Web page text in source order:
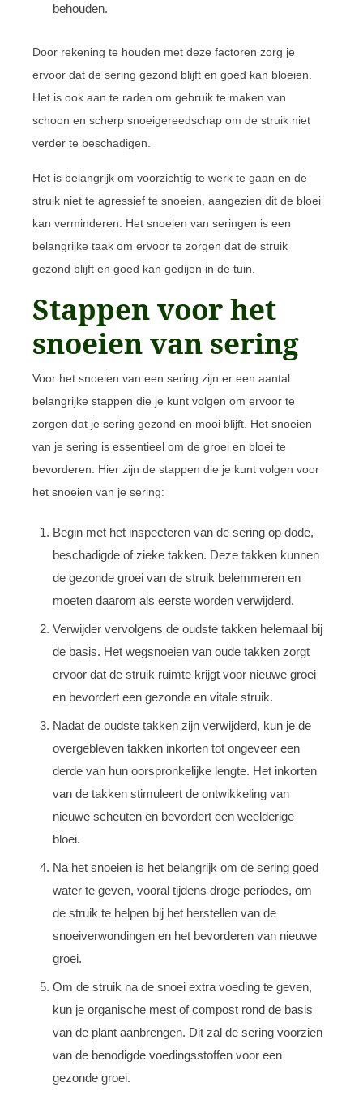
behouden.
Door rekening te houden met deze factoren zorg je
ervoor dat de sering gezond blijft en goed kan bloeien.
Het is ook aan te raden om gebruik te maken van
schoon en scherp snoeigereedschap om de struik niet
verder te beschadigen.
Het is belangrijk om voorzichtig te werk te gaan en de
struik niet te agressief te snoeien, aangezien dit de bloei
kan verminderen. Het snoeien van seringen is een
belangrijke taak om ervoor te zorgen dat de struik
gezond blijft en goed kan gedijen in de tuin.
Stappen voor het
snoeien van sering
Voor het snoeien van een sering zijn er een aantal
belangrijke stappen die je kunt volgen om ervoor te
zorgen dat je sering gezond en mooi blijft. Het snoeien
van je sering is essentieel om de groei en bloei te
bevorderen. Hier zijn de stappen die je kunt volgen voor
het snoeien van je sering:
Begin met het inspecteren van de sering op dode,
beschadigde of zieke takken. Deze takken kunnen
de gezonde groei van de struik belemmeren en
moeten daarom als eerste worden verwijderd.
Verwijder vervolgens de oudste takken helemaal bij
de basis. Het wegsnoeien van oude takken zorgt
ervoor dat de struik ruimte krijgt voor nieuwe groei
en bevordert een gezonde en vitale struik.
Nadat de oudste takken zijn verwijderd, kun je de
overgebleven takken inkorten tot ongeveer een
derde van hun oorspronkelijke lengte. Het inkorten
van de takken stimuleert de ontwikkeling van
nieuwe scheuten en bevordert een weelderige
bloei.
Na het snoeien is het belangrijk om de sering goed
water te geven, vooral tijdens droge periodes, om
de struik te helpen bij het herstellen van de
snoeiverwondingen en het bevorderen van nieuwe
groei.
Om de struik na de snoei extra voeding te geven,
kun je organische mest of compost rond de basis
van de plant aanbrengen. Dit zal de sering voorzien
van de benodigde voedingsstoffen voor een
gezonde groei.